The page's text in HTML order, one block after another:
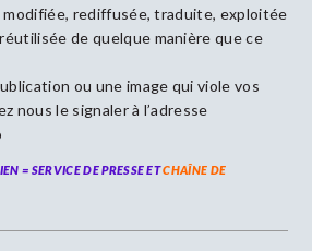
rediffusée, traduite, exploitée
de quelque manière que ce
ou une image qui viole vos
nous le signaler à l’adresse
= SERVICE DE PRESSE ETCHAÎNE DE